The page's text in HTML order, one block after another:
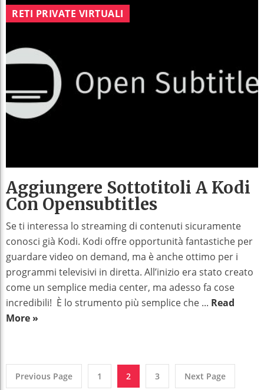
RETI PRIVATE VIRTUALI
Aggiungere Sottotitoli A Kodi
Con Opensubtitles
Se ti interessa lo streaming di contenuti sicuramente
conosci già Kodi. Kodi offre opportunità fantastiche per
guardare video on demand, ma è anche ottimo per i
programmi televisivi in diretta. All’inizio era stato creato
come un semplice media center, ma adesso fa cose
incredibili! È lo strumento più semplice che ... Read
More »
Previous Page 1 2 3 Next Page